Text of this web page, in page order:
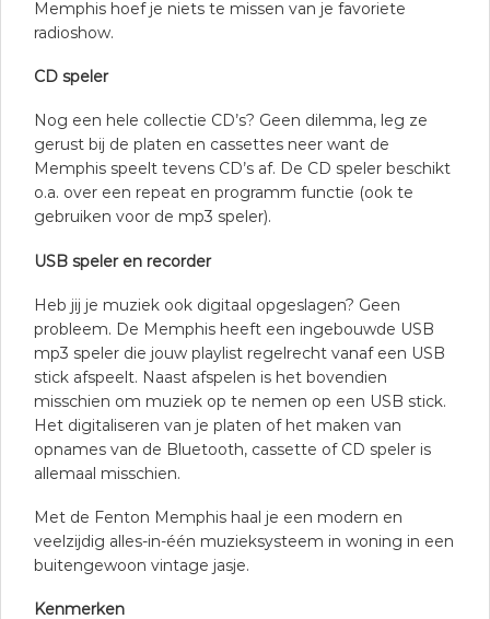
Memphis hoef je niets te missen van je favoriete
radioshow.
CD speler
Nog een hele collectie CD’s? Geen dilemma, leg ze
gerust bij de platen en cassettes neer want de
Memphis speelt tevens CD’s af. De CD speler beschikt
o.a. over een repeat en programm functie (ook te
gebruiken voor de mp3 speler).
USB speler en recorder
Heb jij je muziek ook digitaal opgeslagen? Geen
probleem. De Memphis heeft een ingebouwde USB
mp3 speler die jouw playlist regelrecht vanaf een USB
stick afspeelt. Naast afspelen is het bovendien
misschien om muziek op te nemen op een USB stick.
Het digitaliseren van je platen of het maken van
opnames van de Bluetooth, cassette of CD speler is
allemaal misschien.
Met de Fenton Memphis haal je een modern en
veelzijdig alles-in-één muzieksysteem in woning in een
buitengewoon vintage jasje.
Kenmerken